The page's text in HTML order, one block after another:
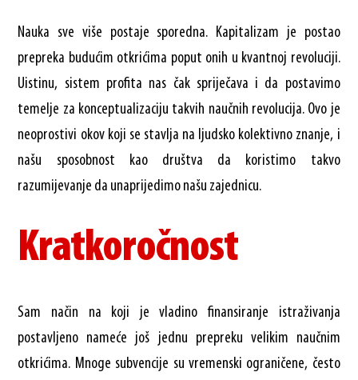
Nauka sve više postaje sporedna. Kapitalizam je postao
prepreka budućim otkrićima poput onih u kvantnoj revoluciji.
Uistinu, sistem profita nas čak spriječava i da postavimo
temelje za konceptualizaciju takvih naučnih revolucija. Ovo je
neoprostivi okov koji se stavlja na ljudsko kolektivno znanje, i
našu sposobnost kao društva da koristimo takvo
razumijevanje da unaprijedimo našu zajednicu.
Kratkoročnost
Sam način na koji je vladino finansiranje istraživanja
postavljeno nameće još jednu prepreku velikim naučnim
otkrićima. Mnoge subvencije su vremenski ograničene, često